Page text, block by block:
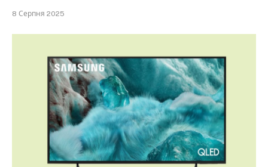
8 Серпня 2025